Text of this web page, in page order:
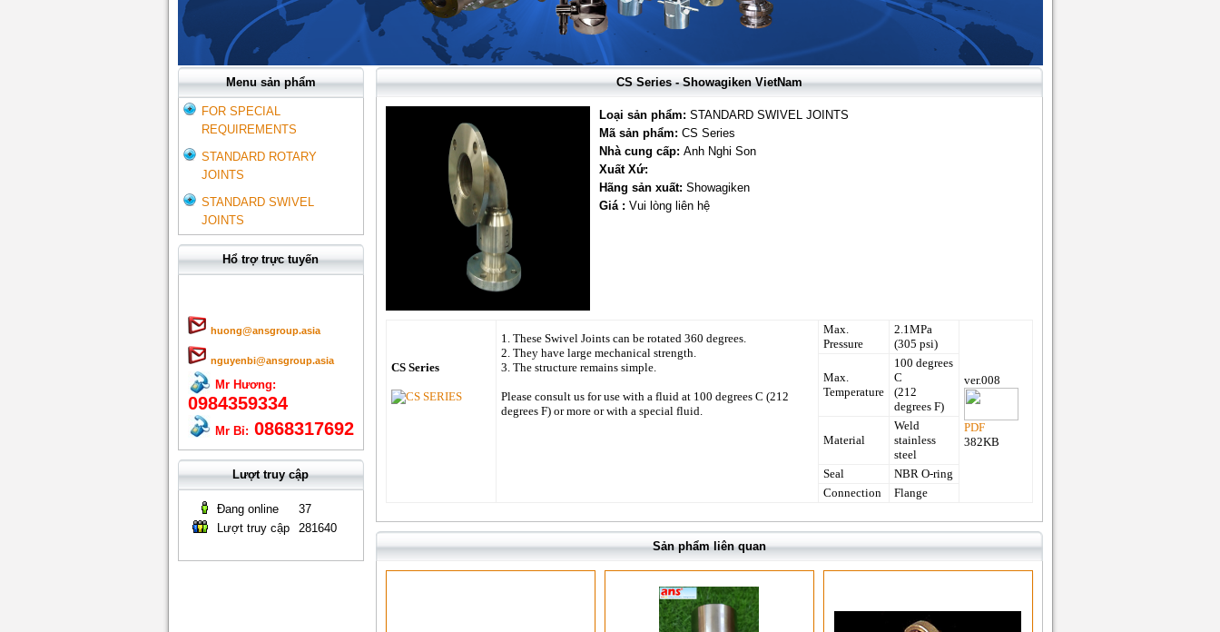
Menu sản phẩm
FOR SPECIAL
REQUIREMENTS
STANDARD ROTARY
JOINTS
STANDARD SWIVEL
JOINTS
Hổ trợ trực tuyến
huong@ansgroup.asia
nguyenbi@ansgroup.asia
Mr Hương:
0984359334
Mr Bỉ: 0868317692
Lượt truy cập
Đang online
37
Lượt truy cập
281640
CS Series - Showagiken VietNam
Loại sản phẩm: STANDARD SWIVEL JOINTS
Mã sản phẩm: CS Series
Nhà cung cấp: Anh Nghi Son
Xuất Xứ:
Hãng sản xuất: Showagiken
Giá : Vui lòng liên hệ
CS Series
1. These Swivel Joints can be rotated 360 degrees.
2. They have large mechanical strength.
3. The structure remains simple.
Please consult us for use with a fluid at 100 degrees C (212
degrees F) or more or with a special fluid.
Max.
Pressure
2.1MPa
(305 psi)
ver.008
PDF
382KB
Max.
Temperature
100 degrees
C
(212
degrees F)
Material
Weld
stainless
steel
Seal
NBR O-ring
Connection
Flange
Sản phẩm liên quan